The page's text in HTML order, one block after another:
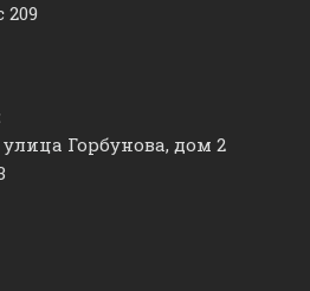
улица Горбунова, дом 2